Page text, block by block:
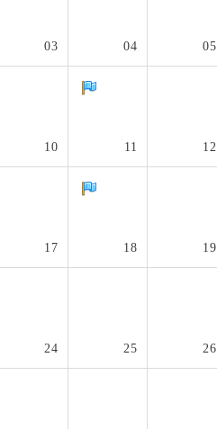
03 04 05
10 11 12
17 18 19
24 25 26